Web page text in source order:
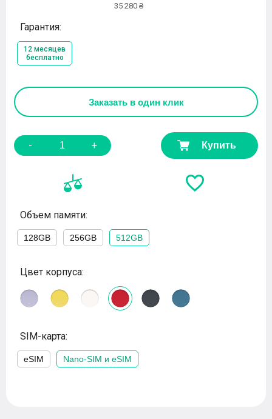
35 280 ₴
Гарантия:
12 месяцев
бесплатно
Заказать в один клик
- + Купить
Объем памяти:
128GB 256GB 512GB
Цвет корпуса:
SIM-карта:
eSIM Nano-SIM и eSIM